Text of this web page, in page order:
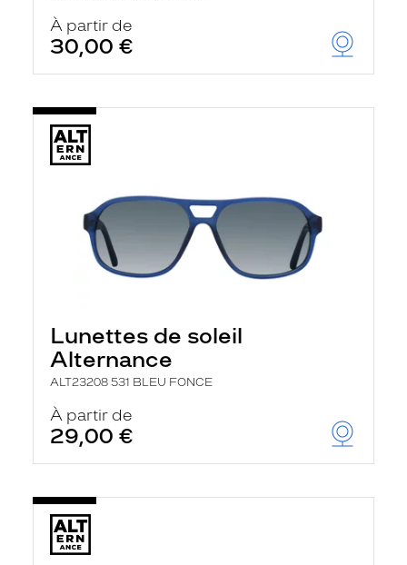
À partir de
30,00 €
Lunettes de soleil
Alternance
ALT23208 531 BLEU FONCE
À partir de
29,00 €